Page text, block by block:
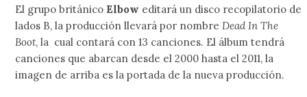
El grupo británico Elbow editará un disco recopilatorio de
lados B, la producción llevará por nombreDead In The
Boot, la cual contará con 13 canciones. El álbum tendrá
canciones que abarcan desde el 2000 hasta el 2011, la
imagen de arriba es la portada de la nueva producción.